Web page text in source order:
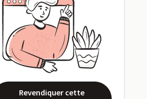
Revendiquer cette